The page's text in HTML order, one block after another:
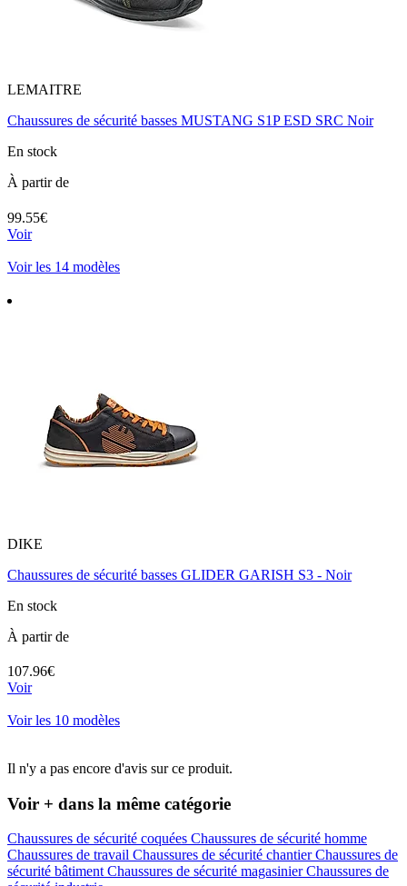
LEMAITRE
Chaussures de sécurité basses MUSTANG S1P ESD SRC Noir
En stock
À partir de
99.55€
Voir
Voir les 14 modèles
DIKE
Chaussures de sécurité basses GLIDER GARISH S3 - Noir
En stock
À partir de
107.96€
Voir
Voir les 10 modèles
Il n'y a pas encore d'avis sur ce produit.
Voir + dans la même catégorie
Chaussures de sécurité coquées Chaussures de sécurité homme
Chaussures de travail Chaussures de sécurité chantierChaussures de
sécurité bâtimentChaussures de sécurité magasinierChaussures de